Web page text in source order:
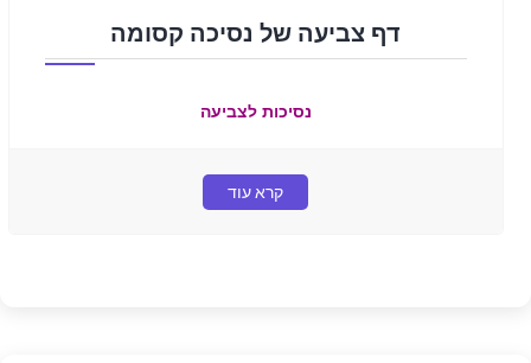
דף צביעה של נסיכה קסומה
נסיכות לצביעה
קרא עוד